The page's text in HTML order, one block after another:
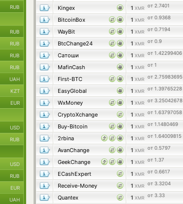
Kingex
1 XMR от 2.7401
BitcoinBox
1 XMR от 0.9368
WayBit
1 XMR от 0.7194
BtcChange24
1 XMR от 0.9
Сатоши
1 XMR от 1.42299406
MafinCash
1 XMR от 1
First-BTC
1 XMR от 2.75983695
EasyGlobal
1 XMR от 1.39765228
WxMoney
1 XMR от 3.25042678
CryptoXchange
1 XMR от 1.63797058
Buy-Bitcoin
1 XMR от 1.1480469
2rbina
1 XMR от 1.64009815
AvanChange
1 XMR от 0.5797
GeekChange
1 XMR от 1.37
ECashExpert
1 XMR от 0.6617
Receive-Money
1 XMR от 3.3204
Quantex
1 XMR от 3.33
RUB
RUB
RUB
RUB
RUB
UAH
KZT
EUR
USD
RUB
USD
RUB
EUR
UAH